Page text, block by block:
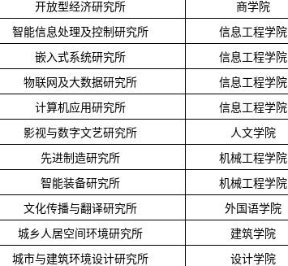
开放型经济研究所 商学院
智能信息处理及控制研究所 信息工程学院
嵌入式系统研究所 信息工程学院
物联网及大数据研究所 信息工程学院
计算机应用研究所 信息工程学院
影视与数字文艺研究所 人文学院
先进制造研究所 机械工程学院
智能装备研究所 机械工程学院
文化传播与翻译研究所 外国语学院
城乡人居空间环境研究所 建筑学院
城市与建筑环境设计研究所 设计学院